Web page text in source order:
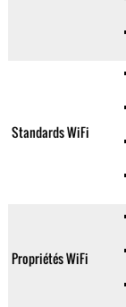
Standards WiFi
Propriétés WiFi